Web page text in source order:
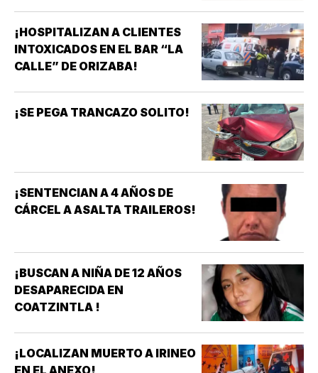
¡HOSPITALIZAN A CLIENTES
INTOXICADOS EN EL BAR “LA
CALLE” DE ORIZABA!
¡SE PEGA TRANCAZO SOLITO!
¡SENTENCIAN A 4 AÑOS DE
CÁRCEL A ASALTA TRAILEROS!
¡BUSCAN A NIÑA DE 12 AÑOS
DESAPARECIDA EN
COATZINTLA !
¡LOCALIZAN MUERTO A IRINEO